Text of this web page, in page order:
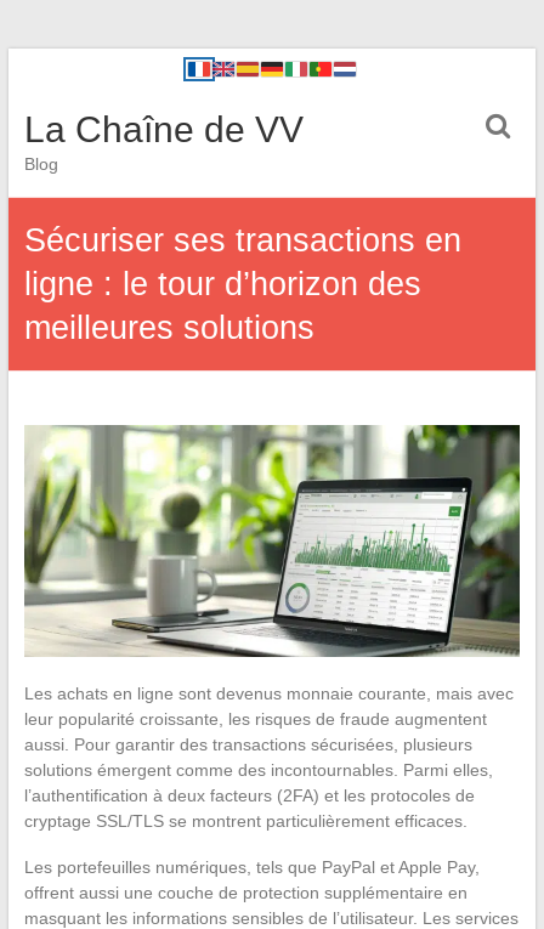
La Chaîne de VV
Blog
Sécuriser ses transactions en
ligne : le tour d’horizon des
meilleures solutions
Les achats en ligne sont devenus monnaie courante, mais avec
leur popularité croissante, les risques de fraude augmentent
aussi. Pour garantir des transactions sécurisées, plusieurs
solutions émergent comme des incontournables. Parmi elles,
l’authentification à deux facteurs (2FA) et les protocoles de
cryptage SSL/TLS se montrent particulièrement efficaces.
Les portefeuilles numériques, tels que PayPal et Apple Pay,
offrent aussi une couche de protection supplémentaire en
masquant les informations sensibles de l’utilisateur. Les services